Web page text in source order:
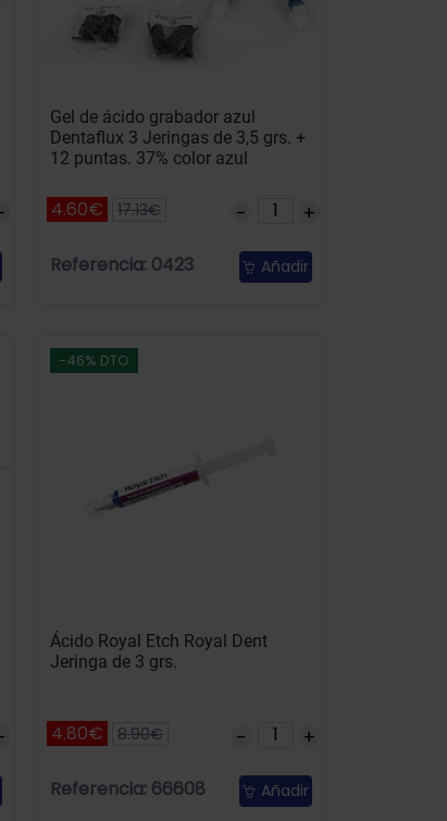
Gel de ácido grabador azul
Dentaflux 3 Jeringas de 3,5 grs. +
12 puntas. 37% color azul
4.60€ 17.13€
Referencia: 0423 Añadir
-46% DTO
Ácido Royal Etch Royal Dent
Jeringa de 3 grs.
4.80€ 8.90€
Referencia: 66608 Añadir